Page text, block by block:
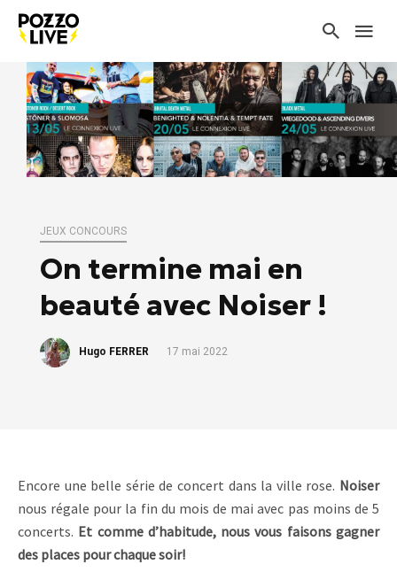
JEUX CONCOURS
On termine mai en
beauté avec Noiser !
Hugo FERRER 17 mai 2022
Encore une belle série de concert dans la ville rose. Noiser
nous régale pour la fin du mois de mai avec pas moins de 5
concerts. Et comme d’habitude, nous vous faisons gagner
des places pour chaque soir!